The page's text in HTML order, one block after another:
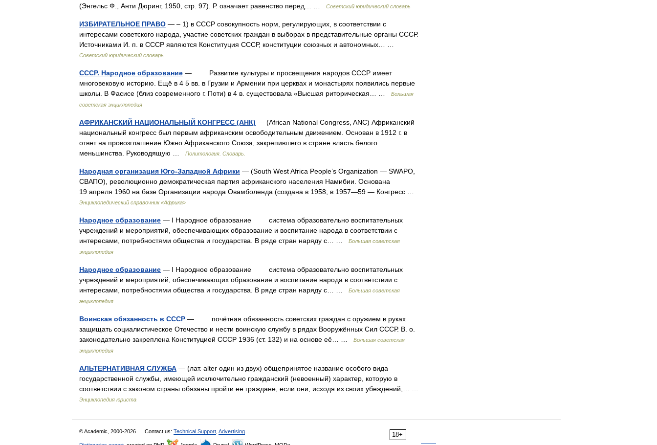
(Энгельс Ф., Анти Дюринг, 1950, стр. 97). Р. означает равенство перед… …
Советский юридический словарь
ИЗБИРАТЕЛЬНОЕ ПРАВО — – 1) в СССР совокупность норм, регулирующих, в соответствии с
интересами советского народа, участие советских граждан в выборах в представительные органы СССР.
Источниками И. п. в СССР являются Конституция СССР, конституции союзных и автономных… …
Советский юридический словарь
СССР. Народное образование — Развитие культуры и просвещения народов СССР имеет
многовековую историю. Ещё в 4 5 вв. в Грузии и Армении при церквах и монастырях появились первые
школы. В Фасисе (близ современного г. Поти) в 4 в. существовала «Высшая риторическая… …
Большая
советская энциклопедия
АФРИКАНСКИЙ НАЦИОНАЛЬНЫЙ КОНГРЕСС (АНК) — (African National Congress, ANC) Африканский
национальный конгресс был первым африканским освободительным движением. Основан в 1912 г. в
ответ на провозглашение Южно Африканского Союза, закрепившего в стране власть белого
меньшинства. Руководящую …
Политология. Словарь.
Народная организация Юго-Западной Африки — (South West Africa People’s Organization — SWAPO,
СВАПО), революционно демократическая партия африканского населения Намибии. Основана
19 апреля 1960 на базе Организации народа Овамболенда (создана в 1958; в 1957—59 — Конгресс …
Энциклопедический справочник «Африка»
Народное образование — I Народное образование система образовательно воспитательных
учреждений и мероприятий, обеспечивающих образование и воспитание народа в соответствии с
интересами, потребностями общества и государства. В ряде стран наряду с… …
Большая советская
энциклопедия
Народное образование — I Народное образование система образовательно воспитательных
учреждений и мероприятий, обеспечивающих образование и воспитание народа в соответствии с
интересами, потребностями общества и государства. В ряде стран наряду с… …
Большая советская
энциклопедия
Воинская обязанность в СССР — почётная обязанность советских граждан с оружием в руках
защищать социалистическое Отечество и нести воинскую службу в рядах Вооружённых Сил СССР. В. о.
законодательно закреплена Конституцией СССР 1936 (ст. 132) и на основе её… …
Большая советская
энциклопедия
АЛЬТЕРНАТИВНАЯ СЛУЖБА — (лат. alter один из двух) общепринятое название особого вида
государственной службы, имеющей исключительно гражданский (невоенный) характер, которую в
соответствии с законом страны обязаны пройти ее граждане, если они, исходя из своих убеждений,… …
Энциклопедия юриста
18+
© Academic, 2000-2026 Contact us: Technical Support Advertising